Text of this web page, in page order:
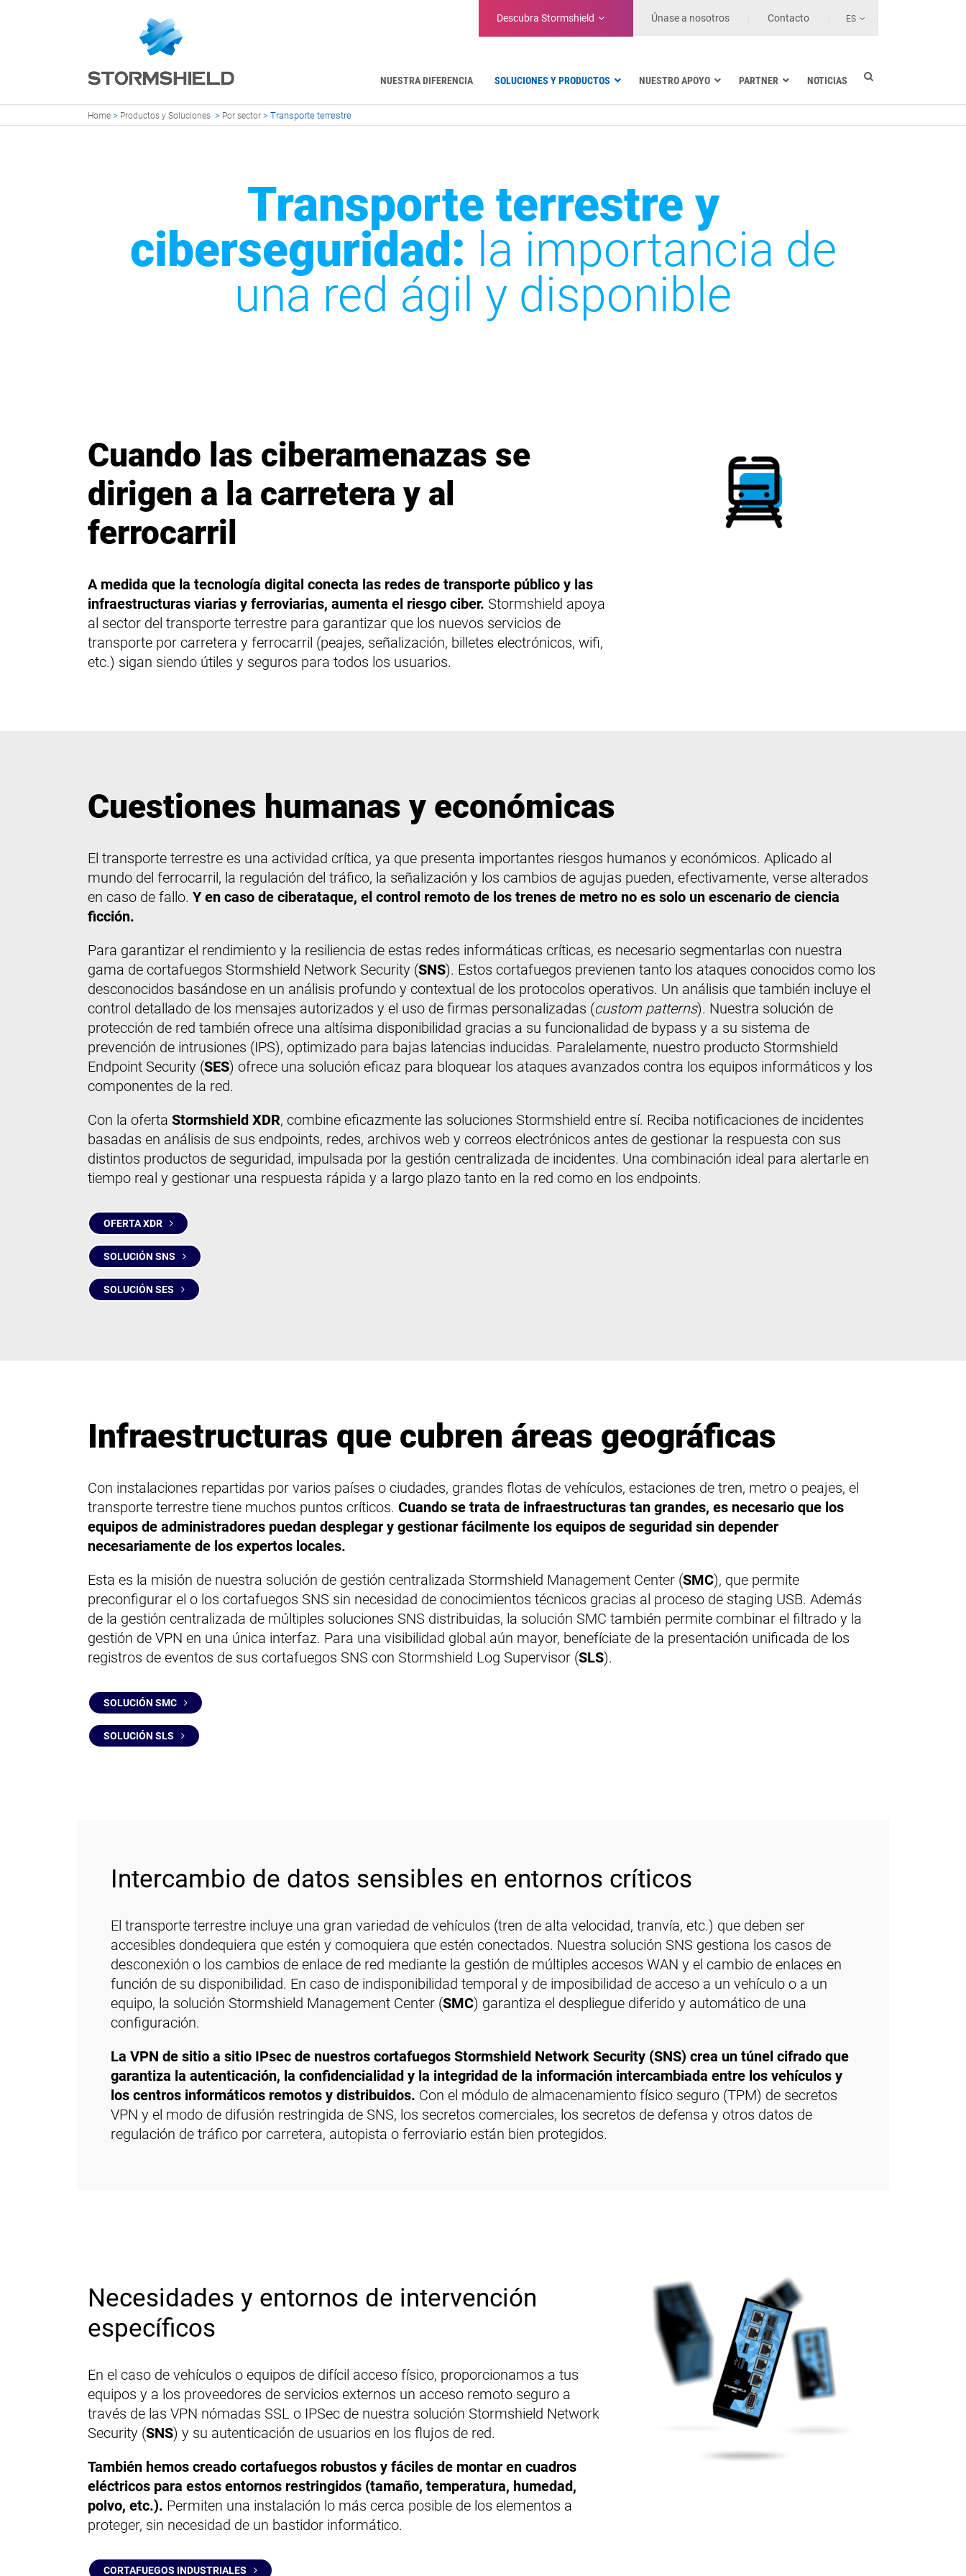
Descubra Stormshield Únase a nosotros Contacto ES
NUESTRA DIFERENCIA SOLUCIONES Y PRODUCTOS
Agua
Gestión de instalaciones y almacenes
Tecnologías de la información
NUESTRO APOYO PARTNER NOTICIAS
Home > Productos y Soluciones > Por sector > Transporte terrestre
Transporte terrestre y
ciberseguridad: la importancia de
una red ágil y disponible
Cuando las ciberamenazas se
dirigen a la carretera y al
ferrocarril
A medida que la tecnología digital conecta las redes de transporte público y las
infraestructuras viarias y ferroviarias, aumenta el riesgo ciber. Stormshield apoya
al sector del transporte terrestre para garantizar que los nuevos servicios de
transporte por carretera y ferrocarril (peajes, señalización, billetes electrónicos, wifi,
etc.) sigan siendo útiles y seguros para todos los usuarios.
Cuestiones humanas y económicas
El transporte terrestre es una actividad crítica, ya que presenta importantes riesgos humanos y económicos. Aplicado al
mundo del ferrocarril, la regulación del tráfico, la señalización y los cambios de agujas pueden, efectivamente, verse alterados
en caso de fallo. Y en caso de ciberataque, el control remoto de los trenes de metro no es solo un escenario de ciencia
ficción.
Para garantizar el rendimiento y la resiliencia de estas redes informáticas críticas, es necesario segmentarlas con nuestra
gama de cortafuegos Stormshield Network Security (SNS). Estos cortafuegos previenen tanto los ataques conocidos como los
desconocidos basándose en un análisis profundo y contextual de los protocolos operativos. Un análisis que también incluye el
control detallado de los mensajes autorizados y el uso de firmas personalizadas (custom patterns). Nuestra solución de
protección de red también ofrece una altísima disponibilidad gracias a su funcionalidad de bypass y a su sistema de
prevención de intrusiones (IPS), optimizado para bajas latencias inducidas. Paralelamente, nuestro producto Stormshield
Endpoint Security (SES) ofrece una solución eficaz para bloquear los ataques avanzados contra los equipos informáticos y los
componentes de la red.
Con la oferta Stormshield XDR, combine eficazmente las soluciones Stormshield entre sí. Reciba notificaciones de incidentes
basadas en análisis de sus endpoints, redes, archivos web y correos electrónicos antes de gestionar la respuesta con sus
distintos productos de seguridad, impulsada por la gestión centralizada de incidentes. Una combinación ideal para alertarle en
tiempo real y gestionar una respuesta rápida y a largo plazo tanto en la red como en los endpoints.
OFERTA XDR
SOLUCIÓN SNS
SOLUCIÓN SES
Infraestructuras que cubren áreas geográficas
Con instalaciones repartidas por varios países o ciudades, grandes flotas de vehículos, estaciones de tren, metro o peajes, el
transporte terrestre tiene muchos puntos críticos. Cuando se trata de infraestructuras tan grandes, es necesario que los
equipos de administradores puedan desplegar y gestionar fácilmente los equipos de seguridad sin depender
necesariamente de los expertos locales.
Esta es la misión de nuestra solución de gestión centralizada Stormshield Management Center (SMC), que permite
preconfigurar el o los cortafuegos SNS sin necesidad de conocimientos técnicos gracias al proceso de staging USB. Además
de la gestión centralizada de múltiples soluciones SNS distribuidas, la solución SMC también permite combinar el filtrado y la
gestión de VPN en una única interfaz. Para una visibilidad global aún mayor, benefíciate de la presentación unificada de los
registros de eventos de sus cortafuegos SNS con Stormshield Log Supervisor (SLS).
SOLUCIÓN SMC
SOLUCIÓN SLS
Intercambio de datos sensibles en entornos críticos
El transporte terrestre incluye una gran variedad de vehículos (tren de alta velocidad, tranvía, etc.) que deben ser
accesibles dondequiera que estén y comoquiera que estén conectados. Nuestra solución SNS gestiona los casos de
desconexión o los cambios de enlace de red mediante la gestión de múltiples accesos WAN y el cambio de enlaces en
función de su disponibilidad. En caso de indisponibilidad temporal y de imposibilidad de acceso a un vehículo o a un
equipo, la solución Stormshield Management Center (SMC) garantiza el despliegue diferido y automático de una
configuración.
La VPN de sitio a sitio IPsec de nuestros cortafuegos Stormshield Network Security (SNS) crea un túnel cifrado que
garantiza la autenticación, la confidencialidad y la integridad de la información intercambiada entre los vehículos y
los centros informáticos remotos y distribuidos. Con el módulo de almacenamiento físico seguro (TPM) de secretos
VPN y el modo de difusión restringida de SNS, los secretos comerciales, los secretos de defensa y otros datos de
regulación de tráfico por carretera, autopista o ferroviario están bien protegidos.
Necesidades y entornos de intervención
específicos
En el caso de vehículos o equipos de difícil acceso físico, proporcionamos a tus
equipos y a los proveedores de servicios externos un acceso remoto seguro a
través de las VPN nómadas SSL o IPSec de nuestra solución Stormshield Network
Security (SNS) y su autenticación de usuarios en los flujos de red.
También hemos creado cortafuegos robustos y fáciles de montar en cuadros
eléctricos para estos entornos restringidos (tamaño, temperatura, humedad,
polvo, etc.). Permiten una instalación lo más cerca posible de los elementos a
proteger, sin necesidad de un bastidor informático.
CORTAFUEGOS INDUSTRIALES